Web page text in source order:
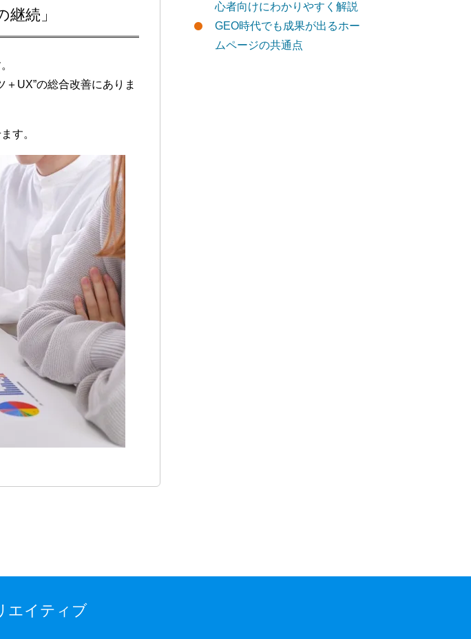
続」
＋UX”の総合改善にありま
す。
心者向けにわかりやすく解説
GEO時代でも成果が出るホー
ムページの共通点
エイティブ